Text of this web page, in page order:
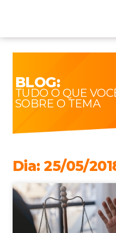
BLOG:
TUDO O QUE
SOBRE O TEMA
Dia: 25/05/